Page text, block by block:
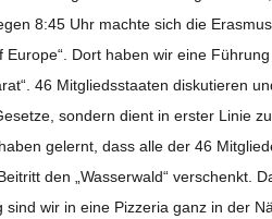
8:45 Uhr machte sich die
Dort haben wir eine
46 Mit­glieds­staa­ten dis­ku­tie­ren
son­dern dient in ers­ter Linie
gelernt, dass alle der 46
den „Was­ser­wald“ ver­schenkt.
wir in eine Piz­ze­ria ganz in der